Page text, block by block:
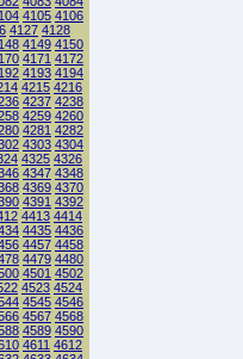
4105 4106
4127 4128
4149 4150
4171 4172
4193 4194
4215 4216
4237 4238
4259 4260
4281 4282
4303 4304
4325 4326
4347 4348
4369 4370
4391 4392
4413 4414
4435 4436
4457 4458
4479 4480
4501 4502
4523 4524
4545 4546
4567 4568
4589 4590
4611 4612